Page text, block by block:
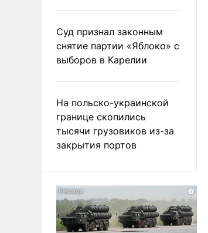
Суд признал законным
снятие партии «Яблоко» с
выборов в Карелии
На польско-украинской
границе скопились
тысячи грузовиков из-за
закрытия портов